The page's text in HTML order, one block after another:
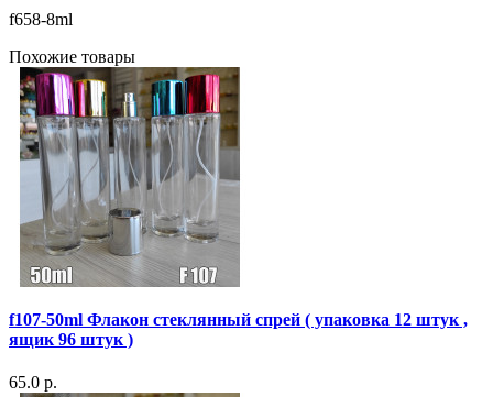
f658-8ml
Похожие товары
f107-50ml Флакон стеклянный спрей ( упаковка 12 штук ,
ящик 96 штук )
65.0 р.